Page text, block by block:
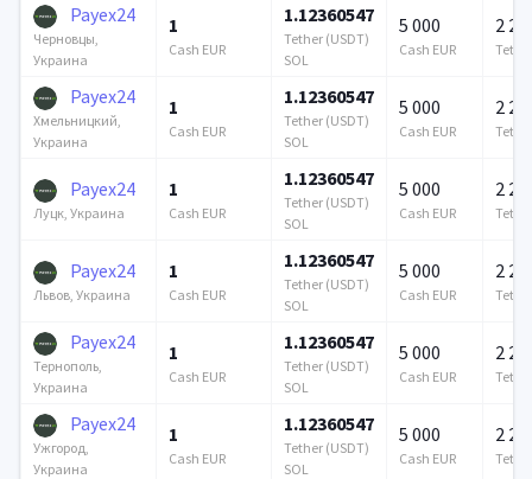
Payex24
Черновцы,
Украина
1
Cash EUR
1.12360547
Tether (USDT)
SOL
5 000
Cash EUR
2
Payex24
Хмельницкий,
Украина
1
Cash EUR
1.12360547
Tether (USDT)
SOL
5 000
Cash EUR
2
Payex24
Луцк, Украина
1
Cash EUR
1.12360547
Tether (USDT)
SOL
5 000
Cash EUR
2
Payex24
Львов, Украина
1
Cash EUR
1.12360547
Tether (USDT)
SOL
5 000
Cash EUR
2
Payex24
Тернополь,
Украина
1
Cash EUR
1.12360547
Tether (USDT)
SOL
5 000
Cash EUR
2
Payex24
Ужгород,
Украина
1
Cash EUR
1.12360547
Tether (USDT)
SOL
5 000
Cash EUR
2